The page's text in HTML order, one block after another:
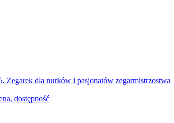
Sprawdź
Zegarek dla nurków i pasjonatów zegarmistrzostwa
dostępność